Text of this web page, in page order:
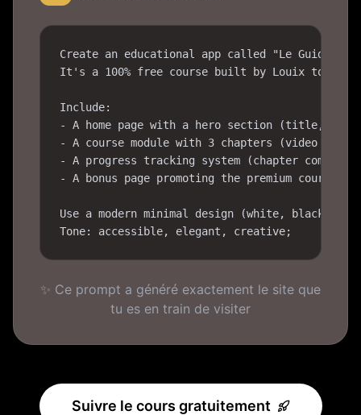
Create an educational app called "Le Guide
It's a 100% free course built by Louix to
Include:
- A home page with a hero section (title,
- A course module with 3 chapters (video +
- A progress tracking system (chapter
- A bonus page promoting the premium course.
Use a modern minimal design (white, black,
Tone: accessible, elegant, creative;
✨ Ce prompt a généré exactement le site que
tu es en train de visiter
Suivre le cours gratuitement